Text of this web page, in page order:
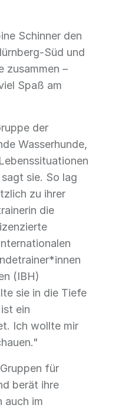
Schinner den
Süd und
zusammen –
Spaß am
der
Wasserhunde,
sie. So lag
zu ihrer
die
(IBH)
sie in die Tiefe
ein
Ich wollte mir
für
berät ihre
auch im